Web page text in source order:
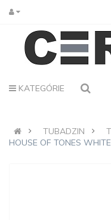
KATEGÓRIE
TUBADZIN
HOUSE OF TONES